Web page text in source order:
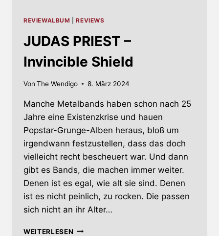
REVIEWALBUM |REVIEWS
JUDAS PRIEST –
Invincible Shield
Von The Wendigo 8. März 2024
Manche Metalbands haben schon nach 25
Jahre eine Existenzkrise und hauen
Popstar-Grunge-Alben heraus, bloß um
irgendwann festzustellen, dass das doch
vielleicht recht bescheuert war. Und dann
gibt es Bands, die machen immer weiter.
Denen ist es egal, wie alt sie sind. Denen
ist es nicht peinlich, zu rocken. Die passen
sich nicht an ihr Alter…
WEITERLESENJUDAS